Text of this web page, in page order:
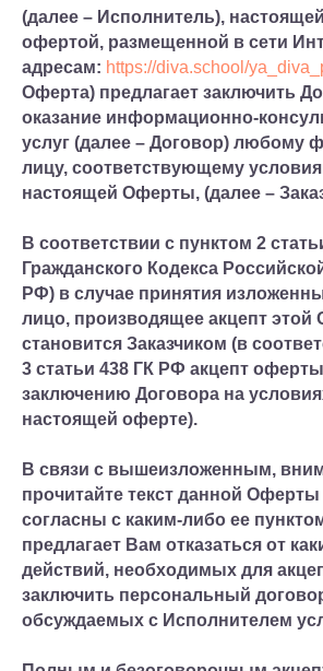
(далее – Исполнитель),
офертой, размещенной в сети
адресам: https://diva.school/
Оферта) предлагает заключить
оказание информационно-
услуг (далее – Договор) любому
лицу, соответствующему
настоящей Оферты, (далее –
В соответствии с пунктом 2
Гражданского Кодекса
РФ) в случае принятия
лицо, производящее акцепт
становится Заказчиком (в
3 статьи 438 ГК РФ акцепт
заключению Договора на
настоящей оферте).
В связи с вышеизложенным,
прочитайте текст данной
согласны с каким-либо ее
предлагает Вам отказаться от
действий, необходимых для
заключить персональный
обсуждаемых с Исполнителем